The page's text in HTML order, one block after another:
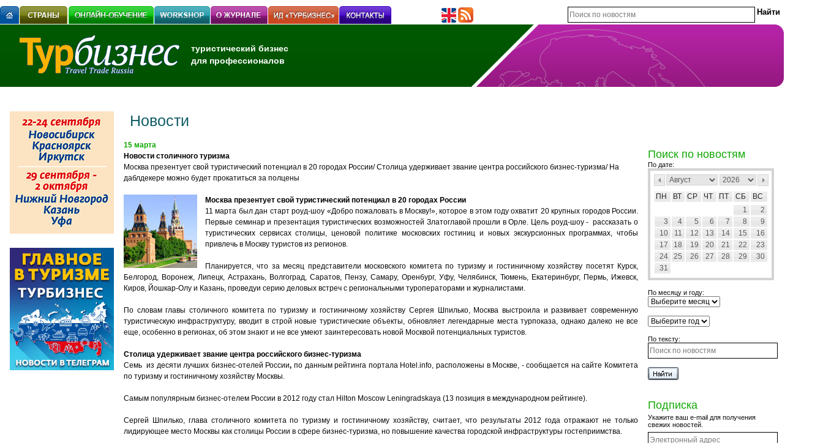
туристический бизнес
для профессионалов
Новости
15 марта
Новости столичного туризма
Москва презентует свой туристический потенциал в 20 городах России/ Столица удерживает звание центра российского бизнес-туризма/ На
даблдекере можно будет прокатиться за полцены
Москва презентует свой туристический потенциал в 20 городах России
11 марта был дан старт роуд-шоу «Добро пожаловать в Москву!», которое в этом году охватит 20 крупных городов России.
Первые семинар и презентация туристических возможностей Златоглавой прошли в Орле. Цель роуд-шоу - рассказать о
туристических сервисах столицы, ценовой политике московских гостиниц и новых экскурсионных программах, чтобы
привлечь в Москву туристов из регионов.
Планируется, что за месяц представители московского комитета по туризму и гостиничному хозяйству посетят Курск,
Белгород, Воронеж, Липецк, Астрахань, Волгоград, Саратов, Пензу, Самару, Оренбург, Уфу, Челябинск, Тюмень, Екатеринбург, Пермь, Ижевск,
Киров, Йошкар-Олу и Казань, проведуи серию деловых встреч с региональными туроператорами и журналистами.
По словам главы столичного комитета по туризму и гостиничному хозяйству Сергея Шпилько, Москва выстроила и развивает современную
туристическую инфраструктуру, вводит в строй новые туристические объекты, обновляет легендарные места турпоказа, однако далеко не все
еще, особенно в регионах, об этом знают и не все умеют заинтересовать новой Москвой потенциальных туристов.
Столица удерживает звание центра российского бизнес-туризма
Семь из десяти лучших бизнес-отелей России,по данным рейтинга портала Hotel.info, расположены в Москве, - сообщается на сайте Комитета
по туризму и гостиничному хозяйству Москвы.
Самым популярным бизнес-отелем России в 2012 году стал Hilton Moscow Leningradskaya (13 позиция в международном рейтинге).
Сергей Шпилько, глава столичного комитета по туризму и гостиничному хозяйству, считает, что результаты 2012 года отражают не только
лидирующее место Москвы как столицы России в сфере бизнес-туризма, но повышение качества городской инфраструктуры гостеприимства.
Поиск по новостям
По дате:
ПН ВТ СР ЧТ ПТ СБ
ВС
1
2
3
4 5 6 7 8
9
10
11 12 13 14 15
16
17
18 19 20 21 22
23
24
25 26 27 28 29
30
31
По месяцу и году:
По тексту:
Подписка
Укажите ваш e-mail для получения
свежих новостей.